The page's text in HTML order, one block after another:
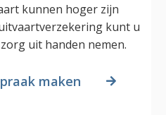
kunnen hoger zijn
kunt u
uit handen nemen.
maken